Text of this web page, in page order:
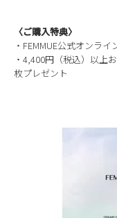
〈ご購入特典〉
・FEMMUE公式オンラ
・4,400円（税込）以上
枚プレゼント